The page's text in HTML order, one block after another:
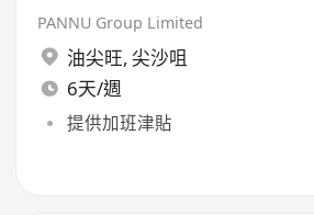
PANNU Group Limited
油尖旺, 尖沙咀
6天/週
提供加班津貼